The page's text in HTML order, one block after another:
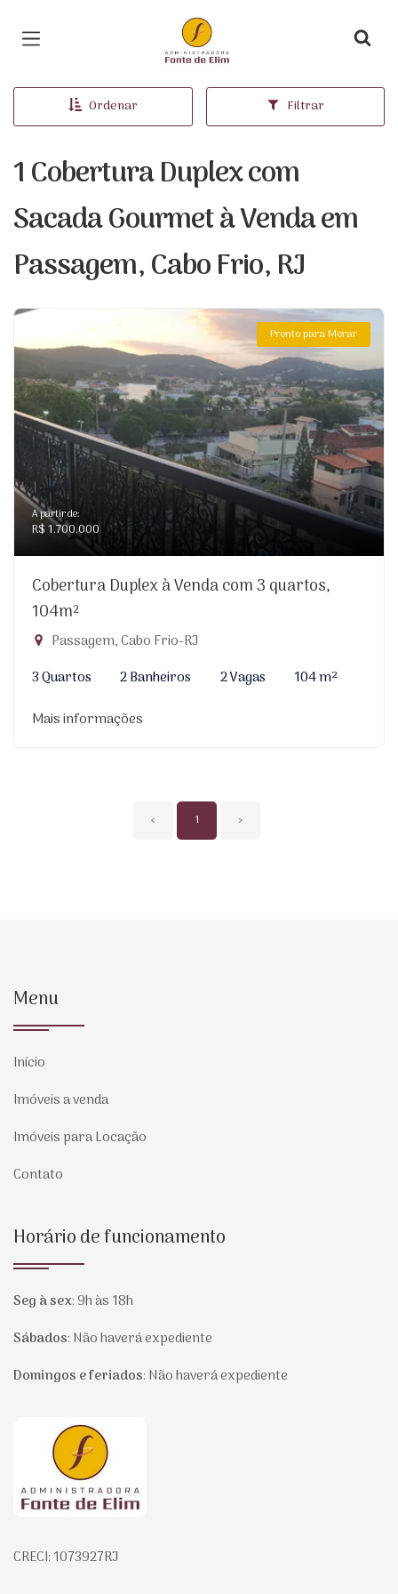
Página inicial
Ordenar Filtrar
1 Cobertura Duplex com
Sacada Gourmet à Venda em
Passagem, Cabo Frio, RJ
Pronto para Morar
A partir de:
R$ 1.700.000
Cobertura Duplex à Venda com 3 quartos,
104m²
Passagem, Cabo Frio-RJ
3 Quartos
2 Banheiros 2 Vagas
104 m²
Mais informações
‹ 1 ›
Menu
Início
Imóveis a venda
Imóveis para Locação
Contato
Horário de funcionamento
Seg à sex:9h às 18h
Sábados: Não haverá expediente
Domingos e feriados: Não haverá expediente
Página inicial
CRECI: 1073927RJ